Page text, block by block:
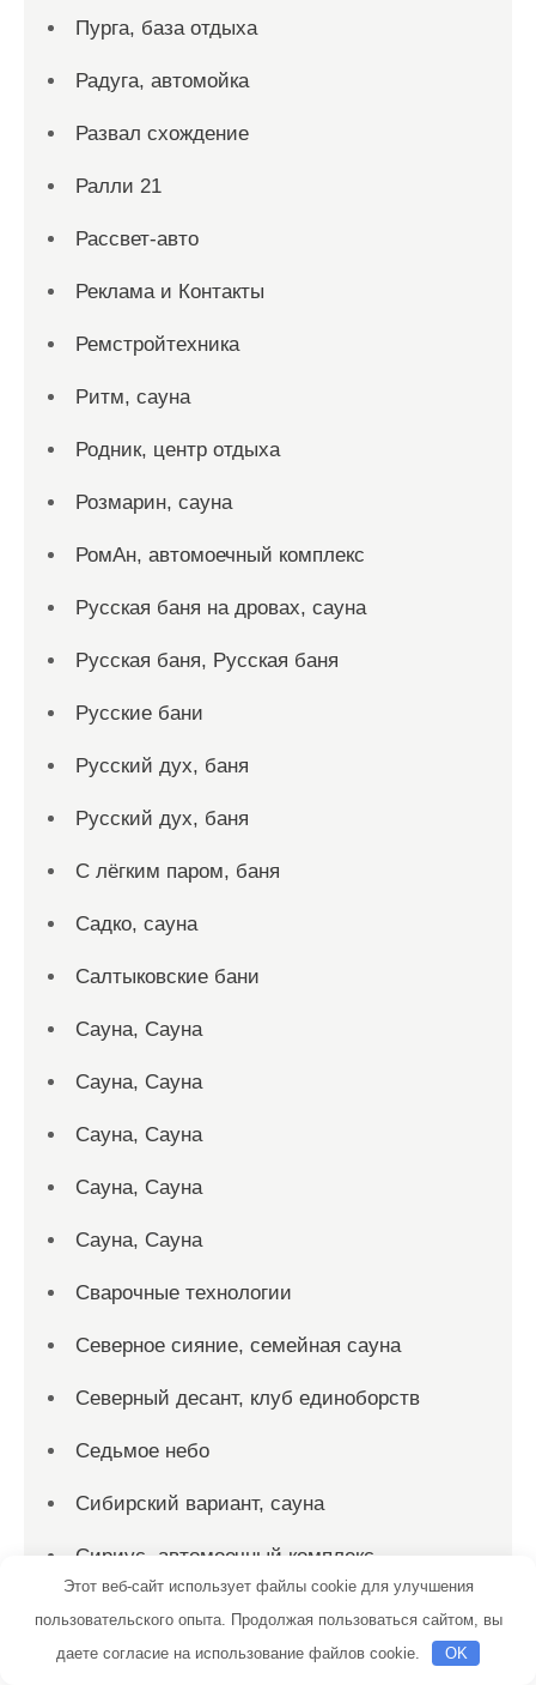
Пурга, база отдыха
Радуга, автомойка
Развал схождение
Ралли 21
Рассвет-авто
Реклама и Контакты
Ремстройтехника
Ритм, сауна
Родник, центр отдыха
Розмарин, сауна
РомАн, автомоечный комплекс
Русская баня на дровах, сауна
Русская баня, Русская баня
Русские бани
Русский дух, баня
Русский дух, баня
С лёгким паром, баня
Садко, сауна
Салтыковские бани
Сауна, Сауна
Сауна, Сауна
Сауна, Сауна
Сауна, Сауна
Сауна, Сауна
Сварочные технологии
Северное сияние, семейная сауна
Северный десант, клуб единоборств
Седьмое небо
Сибирский вариант, сауна
Сириус, автомоечный комплекс
Скиф, автомойка
Скиф, автомойка
Этот веб-сайт использует файлы cookie для улучшения
пользовательского опыта. Продолжая пользоваться сайтом, вы
даете согласие на использование файлов cookie.
OK